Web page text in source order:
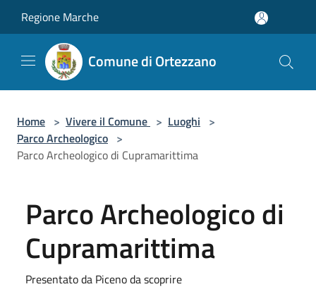
Regione Marche
Comune di Ortezzano
Home > Vivere il Comune > Luoghi >
Parco Archeologico >
Parco Archeologico di Cupramarittima
Parco Archeologico di
Cupramarittima
Presentato da Piceno da scoprire